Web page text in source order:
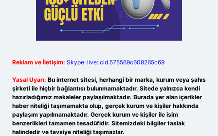
Reklam ve İletişim: Skype: live:.cid.575569c608265c69
Yasal Uyarı: Bu internet sitesi, herhangi bir marka, kurum veya şahıs
şirketi ile hiçbir bağlantısı bulunmamaktadır. Sitede yalnızca kendi
hazırladığımız makaleler paylaşılmaktadır. Burada yer alan içerikler
haber niteliği taşımamakta olup, gerçek kurum ve kişiler hakkında
paylaşım yapılmamaktadır. Gerçek kurum ve kişiler ile isim
benzerlikleri tamamen tesadüfidir. Sitemizdeki bilgiler taslak
halindedir ve tavsiye niteliği taşımazlar.